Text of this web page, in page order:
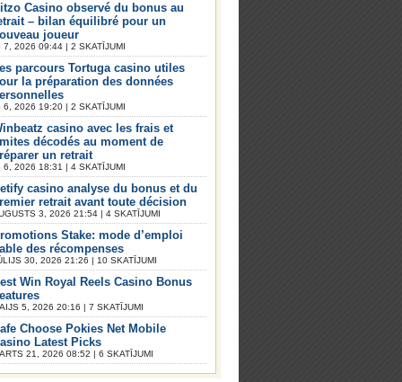
Casino observé du bonus au
– bilan équilibré pour un
joueur
7, 2026 09:44 | 2 SKATĪJUMI
parcours Tortuga casino utiles
la préparation des données
6, 2026 19:20 | 2 SKATĪJUMI
casino avec les frais et
décodés au moment de
un retrait
6, 2026 18:31 | 4 SKATĪJUMI
casino analyse du bonus et du
retrait avant toute décision
3, 2026 21:54 | 4 SKATĪJUMI
Stake: mode d’emploi
des récompenses
30, 2026 21:26 | 10 SKATĪJUMI
Win Royal Reels Casino Bonus
5, 2026 20:16 | 7 SKATĪJUMI
Choose Pokies Net Mobile
Latest Picks
21, 2026 08:52 | 6 SKATĪJUMI